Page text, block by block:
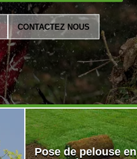
CONTACTEZ NOUS
Pose de pelouse en